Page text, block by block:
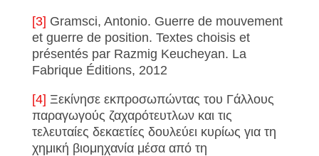
[3] Gramsci, Antonio. Guerre de mouvement
et guerre de position. Textes choisis et
présentés par Razmig Keucheyan. La
Fabrique Éditions, 2012
[4] Ξεκίνησε εκπροσωπώντας του Γάλλους
παραγωγούς ζαχαρότευτλων και τις
τελευταίες δεκαετίες δουλεύει κυρίως για τη
χημική βιομηχανία μέσα από τη